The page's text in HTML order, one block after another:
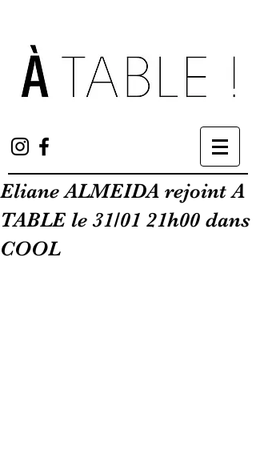
Eliane ALMEIDA rejoint A
TABLE le 31/01 21h00 dans
COOL